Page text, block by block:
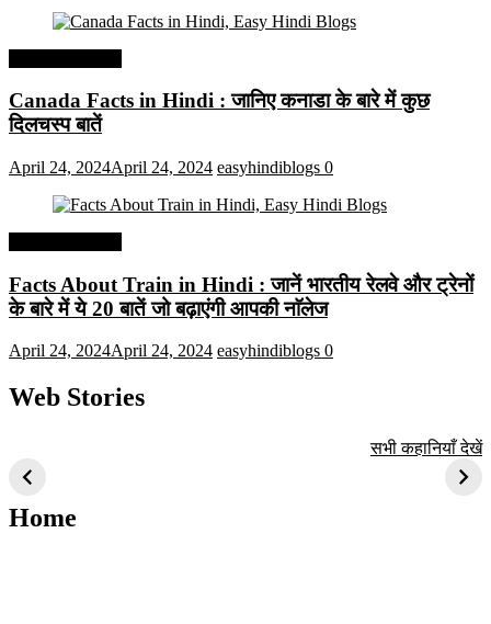
Canada Facts in Hindi : जानिए कनाडा के बारे में कुछ
दिलचस्प बातें
April 24, 2024April 24, 2024 easyhindiblogs 0
Facts About Train in Hindi : जानें भारतीय रेलवे और ट्रेनों
के बारे में ये 20 बातें जो बढ़ाएंगी आपकी नाॅलेज
April 24, 2024April 24, 2024 easyhindiblogs 0
Web Stories
तकनीक जो आपको
2024 के लिए सीखनी
चाहिए
ऐतिहासिक स्थान
सभी कहानियाँ देखें
Home